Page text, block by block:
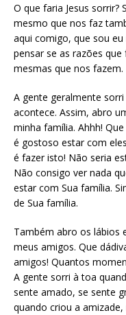
O que faria Jesus sorrir?
mesmo que nos faz
aqui comigo, que sou
pensar se as razões
mesmas que nos fazem.
A gente geralmente
acontece. Assim, abro
minha família. Ahhh!
é gostoso estar com
é fazer isto! Não seria
Não consigo ver nada
estar com Sua família.
de Sua família.
Também abro os lábios
meus amigos. Que
amigos! Quantos
A gente sorri à toa
sente amado, se sente
quando criou a